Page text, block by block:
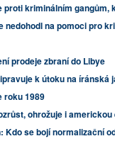
proti kriminálním gangům,
nedohodl na pomoci pro
prodeje zbraní do Libye
k útoku na íránská
roku 1989
ohrožuje i
Kdo se bojí normalizační